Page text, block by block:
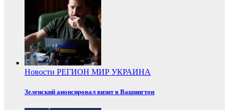
Новости РЕГИОН МИР УКРАИНА
Зеленский анонсировал визит в Вашингтон